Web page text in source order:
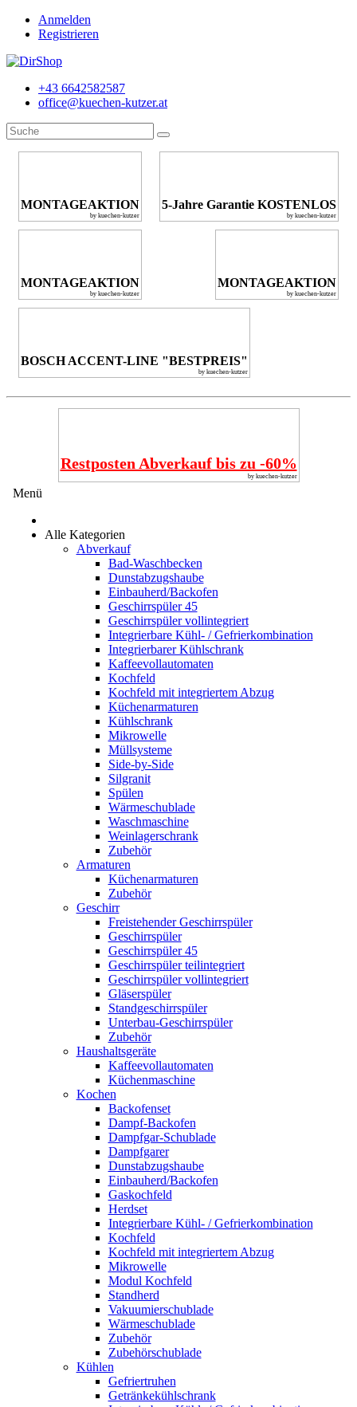
Anmelden
Registrieren
+43 6642582587
office@kuechen-kutzer.at
MONTAGEAKTION
by kuechen-kutzer
5-Jahre Garantie KOSTENLOS
by kuechen-kutzer
MONTAGEAKTION
by kuechen-kutzer
MONTAGEAKTION
by kuechen-kutzer
BOSCH ACCENT-LINE "BESTPREIS"
by kuechen-kutzer
Restposten Abverkauf bis zu -60%
by kuechen-kutzer
Menü
Alle Kategorien
Abverkauf
Bad-Waschbecken
Dunstabzugshaube
Einbauherd/Backofen
Geschirrspüler 45
Geschirrspüler vollintegriert
Integrierbare Kühl- / Gefrierkombination
Integrierbarer Kühlschrank
Kaffeevollautomaten
Kochfeld
Kochfeld mit integriertem Abzug
Küchenarmaturen
Kühlschrank
Mikrowelle
Müllsysteme
Side-by-Side
Silgranit
Spülen
Wärmeschublade
Waschmaschine
Weinlagerschrank
Zubehör
Armaturen
Küchenarmaturen
Zubehör
Geschirr
Freistehender Geschirrspüler
Geschirrspüler
Geschirrspüler 45
Geschirrspüler teilintegriert
Geschirrspüler vollintegriert
Gläserspüler
Standgeschirrspüler
Unterbau-Geschirrspüler
Zubehör
Haushaltsgeräte
Kaffeevollautomaten
Küchenmaschine
Kochen
Backofenset
Dampf-Backofen
Dampfgar-Schublade
Dampfgarer
Dunstabzugshaube
Einbauherd/Backofen
Gaskochfeld
Herdset
Integrierbare Kühl- / Gefrierkombination
Kochfeld
Kochfeld mit integriertem Abzug
Mikrowelle
Modul Kochfeld
Standherd
Vakuumierschublade
Wärmeschublade
Zubehör
Zubehörschublade
Kühlen
Gefriertruhen
Getränkekühlschrank